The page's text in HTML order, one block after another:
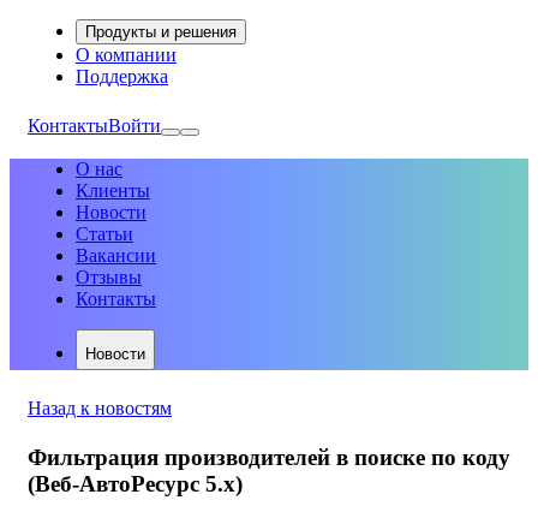
Продукты и решения
О компании
Поддержка
КонтактыВойти
О нас
Клиенты
Новости
Статьи
Вакансии
Отзывы
Контакты
Новости
Назад к новостям
Фильтрация производителей в поиске по коду
(Веб-АвтоРесурс 5.х)